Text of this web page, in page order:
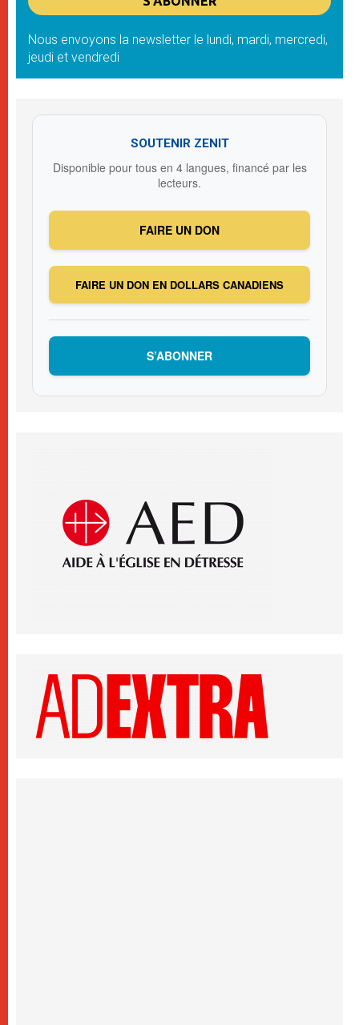
Nous envoyons la newsletter le lundi, mardi, mercredi,
jeudi et vendredi
SOUTENIR ZENIT
Disponible pour tous en 4 langues, financé par les
lecteurs.
FAIRE UN DON
FAIRE UN DON EN DOLLARS CANADIENS
S’ABONNER